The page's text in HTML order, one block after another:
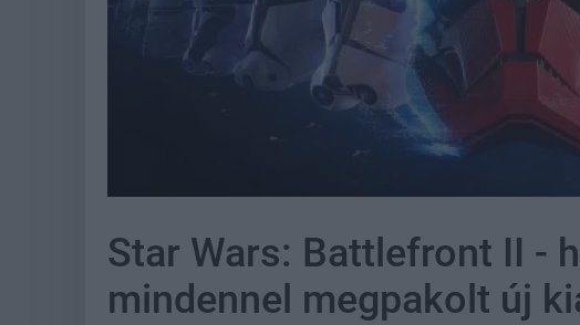
Star Wars: Battlefront II -
mindennel megpakolt új